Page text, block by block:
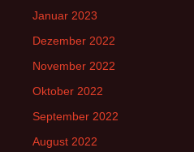
Januar 2023
Dezember 2022
November 2022
Oktober 2022
September 2022
August 2022